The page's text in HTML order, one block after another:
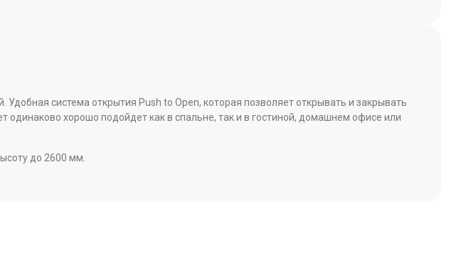
система открытия Push to Open, которая позволяет открывать и закрывать
хорошо подойдет как в спальне, так и в гостиной, домашнем офисе или
до 2600 мм.